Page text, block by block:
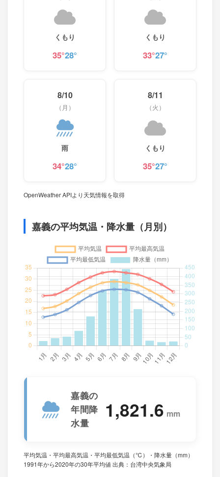
くもり
35°28°
くもり
33°27°
8/10
（月）
雨
34°28°
8/11
（火）
くもり
35°27°
OpenWeather APIより天気情報を取得
嘉義の平均気温・降水量（月別）
嘉義の
年間降
水量
1,821.6 mm
平均気温・平均最高気温・平均最低気温（℃）・降水量（mm）
1991年から2020年の30年平均値 出典：台湾中央気象局